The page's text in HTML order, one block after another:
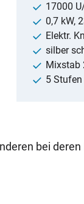
17000
0,7 kW,
Elektr.
silber
Mixstab
5
bei